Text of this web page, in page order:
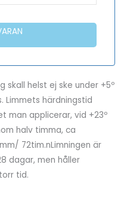
skall helst ej ske under +5º
Limmets härdningstid
man applicerar, vid +23º
halv timma, ca
72tim.nLimningen är
dagar, men håller
tid.